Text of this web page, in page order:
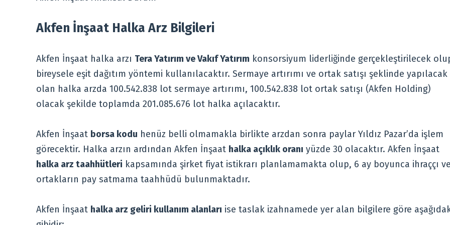
Akfen İnşaat Halka Arz Bilgileri
Akfen İnşaat halka arzı Tera Yatırım ve Vakıf Yatırım konsorsiyum liderliğinde gerçekleştirilecek
bireysele eşit dağıtım yöntemi kullanılacaktır. Sermaye artırımı ve ortak satışı şeklinde yapılacak
olan halka arzda 100.542.838 lot sermaye artırımı, 100.542.838 lot ortak satışı (Akfen Holding)
olacak şekilde toplamda 201.085.676 lot halka açılacaktır.
Akfen İnşaat borsa kodu henüz belli olmamakla birlikte arzdan sonra paylar Yıldız Pazar’da işlem
görecektir. Halka arzın ardından Akfen İnşaat halka açıklık oranı yüzde 30 olacaktır. Akfen İnşaat
halka arz taahhütleri kapsamında şirket fiyat istikrarı planlamamakta olup, 6 ay boyunca ihraççı ve
ortakların pay satmama taahhüdü bulunmaktadır.
Akfen İnşaat halka arz geliri kullanım alanları ise taslak izahnamede yer alan bilgilere göre